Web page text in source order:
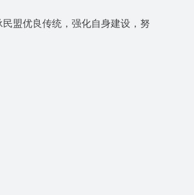
盟优良传统，强化自身建设，努